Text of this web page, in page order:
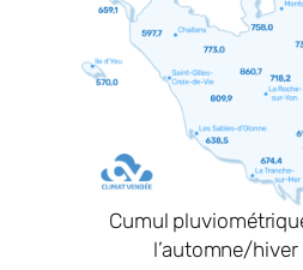
Cumul
l’automne/